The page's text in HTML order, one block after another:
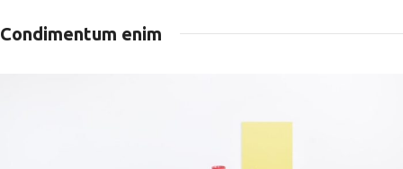
Condimentum enim